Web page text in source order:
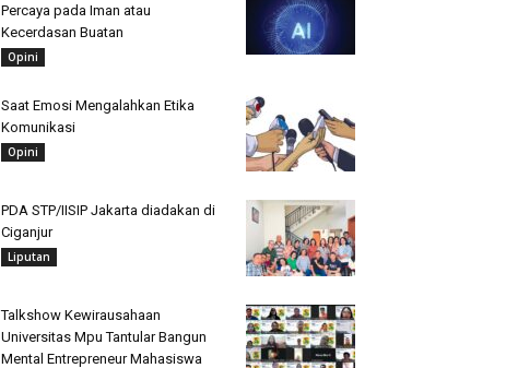
Percaya pada Iman atau
Kecerdasan Buatan
Opini
Saat Emosi Mengalahkan Etika
Komunikasi
Opini
PDA STP/IISIP Jakarta diadakan di
Ciganjur
Liputan
Talkshow Kewirausahaan
Universitas Mpu Tantular Bangun
Mental Entrepreneur Mahasiswa